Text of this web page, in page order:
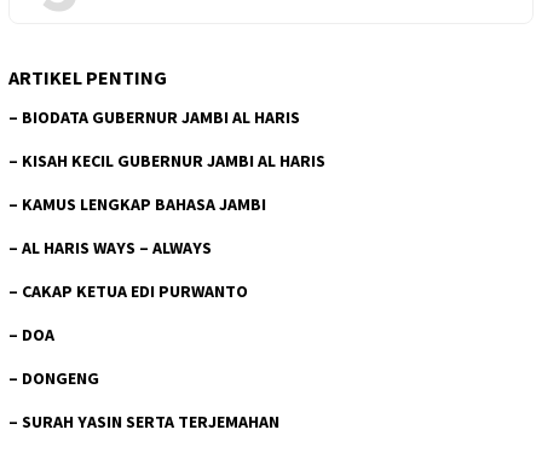
ARTIKEL PENTING
– BIODATA GUBERNUR JAMBI AL HARIS
– KISAH KECIL GUBERNUR JAMBI AL HARIS
– KAMUS LENGKAP BAHASA JAMBI
– AL HARIS WAYS – ALWAYS
– CAKAP KETUA EDI PURWANTO
– DOA
– DONGENG
– SURAH YASIN SERTA TERJEMAHAN